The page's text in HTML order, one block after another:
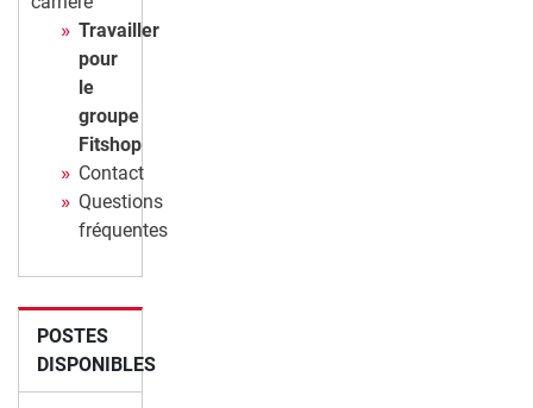
Travailler
pour
le
groupe
Fitshop
Contact
Questions
fréquentes
POSTES
DISPONIBLES